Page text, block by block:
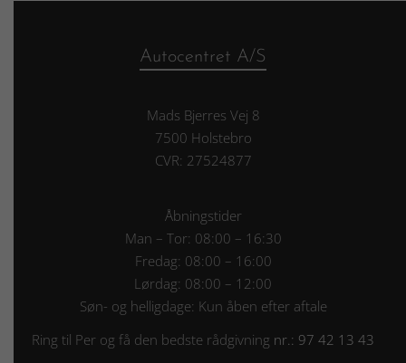
Autocentret A/S
Mads Bjerres Vej 8
7500 Holstebro
CVR: 27524877
Åbningstider
Man – Tor: 08:00 – 16:30
Fredag: 08:00 – 16:00
Lørdag: 08:00 – 12:00
Søn- og helligdage: Kun åben efter aftale
Ring til Per og få den bedste rådgivning nr.: 97 42 13 43